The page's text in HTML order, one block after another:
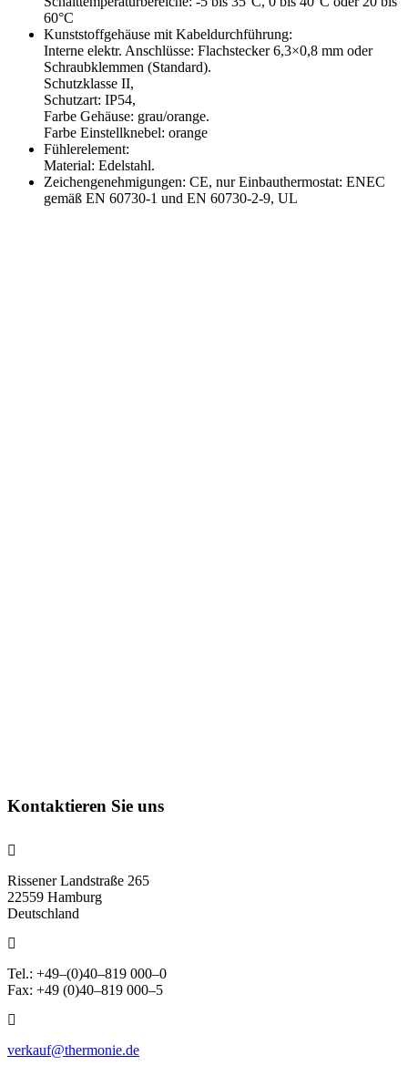
60°C
Kunststoffgehäuse mit Kabeldurchführung:
Interne elektr. Anschlüsse: Flachstecker 6,3×0,8 mm oder
Schraubklemmen (Standard).
Schutzklasse II,
Schutzart: IP54,
Farbe Gehäuse: grau/orange.
Farbe Einstellknebel: orange
Fühlerelement:
Material: Edelstahl.
Zeichengenehmigungen: CE, nur Einbauthermostat: ENEC
gemäß EN 60730-1 und EN 60730-2-9, UL
Kontaktieren Sie uns
Rissener Landstraße 265
22559 Hamburg
Deutschland
Tel.: +49–(0)40–819 000–0
Fax: +49 (0)40–819 000–5
verkauf@thermonie.de